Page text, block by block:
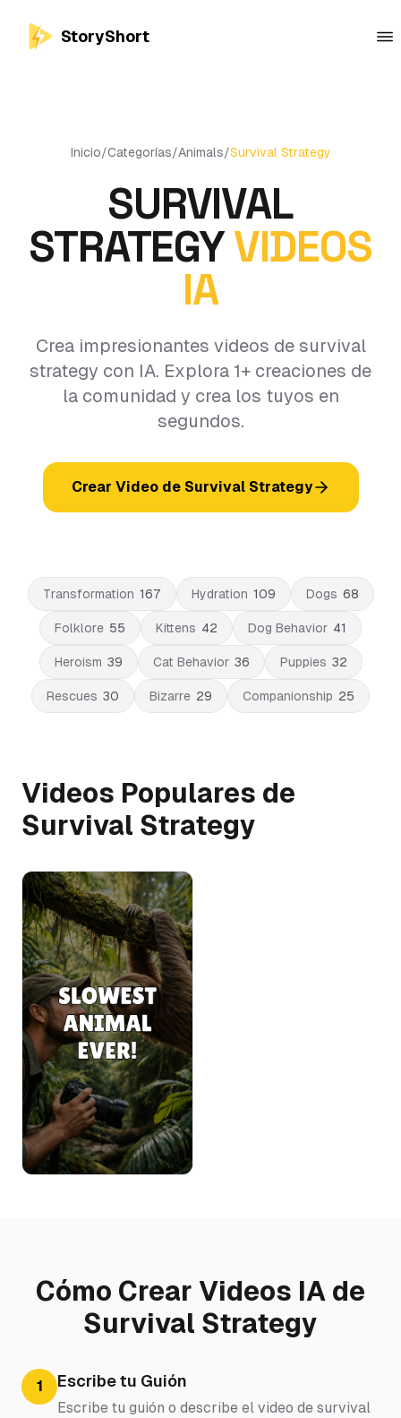
StoryShort
Inicio/Categorías/Animals/Survival Strategy
SURVIVAL
STRATEGYVIDEOS
IA
Crea impresionantes videos de survival
strategy con IA. Explora 1+ creaciones de
la comunidad y crea los tuyos en
segundos.
Crear Video de Survival Strategy
Transformation 167 Hydration 109 Dogs 68
Folklore 55 Kittens 42 Dog Behavior 41
Heroism 39 Cat Behavior 36 Puppies 32
Rescues 30 Bizarre 29 Companionship 25
Videos Populares de
Survival Strategy
Cómo Crear Videos IA de
Survival Strategy
1 Escribe tu Guión
Escribe tu guión o describe el video de survival